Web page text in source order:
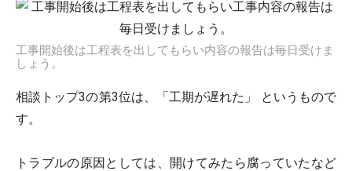
工事開始後は工程表を出してもらい内容の報告は毎日受けま
しょう。
相談トップ3の第3位は、「工期が遅れた」 というもので
す。
トラブルの原因としては、開けてみたら腐っていたなど